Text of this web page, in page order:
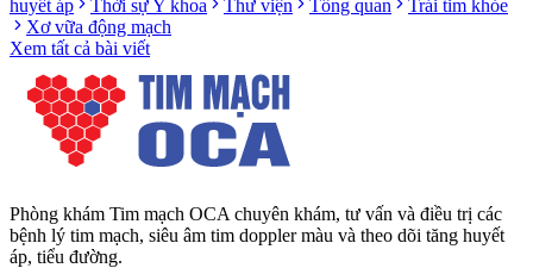
huyết áp Thời sự Y khoa Thư viện Tổng quan
Trái tim khỏe
Xơ vữa động mạch
Xem tất cả bài viết
Phòng khám Tim mạch OCA chuyên khám, tư vấn và điều trị các
bệnh lý tim mạch, siêu âm tim doppler màu và theo dõi tăng huyết
áp, tiểu đường.